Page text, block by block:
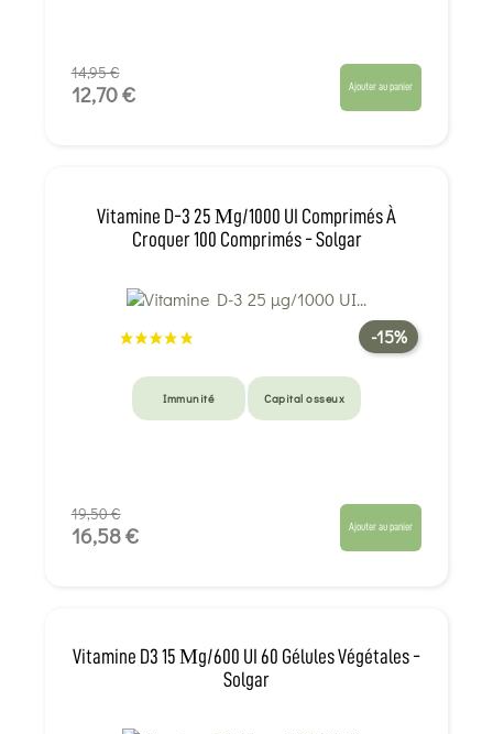
14,95 €
12,70 € Ajouter au panier
Vitamine D-3 25 Μg/1000 UI Comprimés À
Croquer 100 Comprimés - Solgar
-15%
Immunité Capital osseux
19,50 €
16,58 € Ajouter au panier
Vitamine D3 15 Μg/600 UI 60 Gélules Végétales -
Solgar